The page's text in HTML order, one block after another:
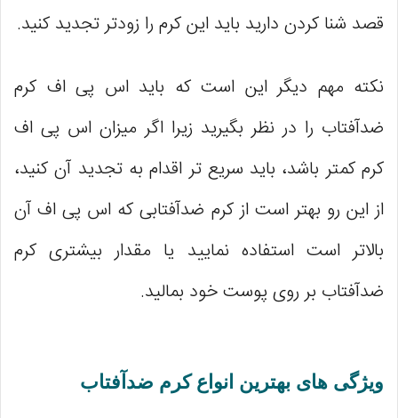
قصد شنا کردن دارید باید این کرم را زودتر تجدید کنید.
نکته مهم دیگر این است که باید اس پی اف کرم
ضدآفتاب را در نظر بگیرید زیرا اگر میزان اس پی اف
کرم کمتر باشد، باید سریع تر اقدام به تجدید آن کنید،
از این رو بهتر است از کرم ضدآفتابی که اس پی اف آن
بالاتر است استفاده نمایید یا مقدار بیشتری کرم
ضدآفتاب بر روی پوست خود بمالید.
ویژگی های بهترین انواع کرم ضدآفتاب